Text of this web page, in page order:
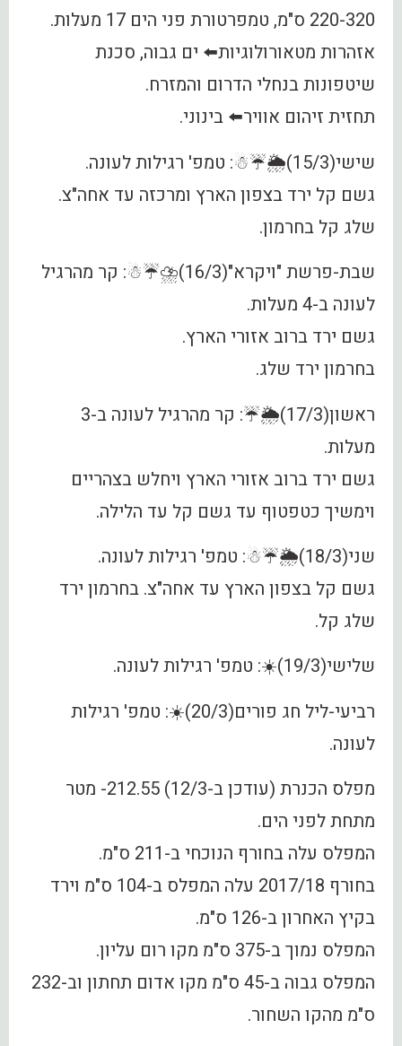
220-320 ס"מ, טמפרטורת פני הים 17 מעלות.
אזהרות מטאורולוגיות⬅️ ים גבוה, סכנת
שיטפונות בנחלי הדרום והמזרח.
תחזית זיהום אוויר⬅️ בינוני.
שישי(15/3)🌦☔️☃: טמפ' רגילות לעונה.
גשם קל ירד בצפון הארץ ומרכזה עד אחה"צ.
שלג קל בחרמון.
שבת-פרשת "ויקרא"(16/3)⛈☔️☃: קר מהרגיל
לעונה ב-4 מעלות.
גשם ירד ברוב אזורי הארץ.
בחרמון ירד שלג.
ראשון(17/3)🌦☔: קר מהרגיל לעונה ב-3
מעלות.
גשם ירד ברוב אזורי הארץ ויחלש בצהריים
וימשיך כטפטוף עד גשם קל עד הלילה.
שני(18/3)🌦☔️☃: טמפ' רגילות לעונה.
גשם קל בצפון הארץ עד אחה"צ. בחרמון ירד
שלג קל.
שלישי(19/3)☀️: טמפ' רגילות לעונה.
רביעי-ליל חג פורים(20/3)☀️: טמפ' רגילות
לעונה.
מפלס הכנרת (עודכן ב-12/3) 212.55- מטר
מתחת לפני הים.
המפלס עלה בחורף הנוכחי ב-211 ס"מ.
בחורף 2017/18 עלה המפלס ב-104 ס"מ וירד
בקיץ האחרון ב-126 ס"מ.
המפלס נמוך ב-375 ס"מ מקו רום עליון.
המפלס גבוה ב-45 ס"מ מקו אדום תחתון וב-232
ס"מ מהקו השחור.